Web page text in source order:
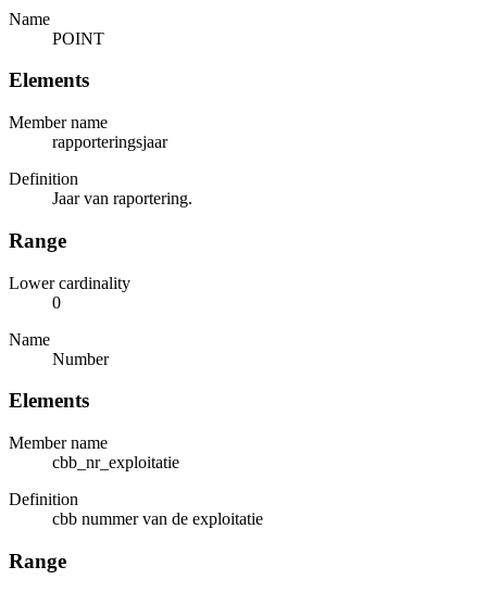
Name
POINT
Elements
Member name
rapporteringsjaar
Definition
Jaar van raportering.
Range
Lower cardinality
0
Name
Number
Elements
Member name
cbb_nr_exploitatie
Definition
cbb nummer van de exploitatie
Range